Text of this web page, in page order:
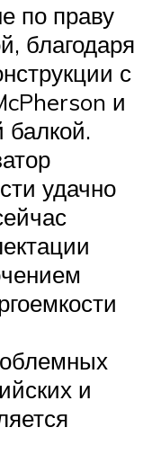
по праву
благодаря
с
и
балкой.
удачно
и